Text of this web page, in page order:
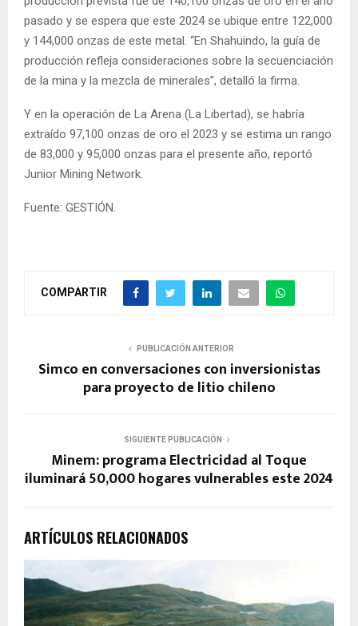
pasado y se espera que este 2024 se ubique entre 122,000
y 144,000 onzas de este metal. “En Shahuindo, la guía de
producción refleja consideraciones sobre la secuenciación
de la mina y la mezcla de minerales”, detalló la firma.
Y en la operación de La Arena (La Libertad), se habría
extraído 97,100 onzas de oro el 2023 y se estima un rango
de 83,000 y 95,000 onzas para el presente año, reportó
Junior Mining Network.
Fuente: GESTIÓN.
COMPARTIR
PUBLICACIÓN ANTERIOR
Simco en conversaciones con inversionistas
para proyecto de litio chileno
SIGUIENTE PUBLICACIÓN
Minem: programa Electricidad al Toque
iluminará 50,000 hogares vulnerables este 2024
ARTÍCULOS RELACIONADOS